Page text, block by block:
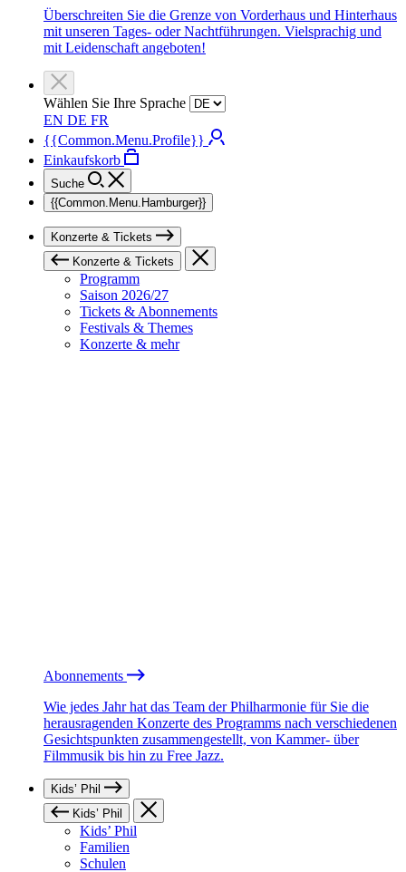
Überschreiten Sie die Grenze von Vorderhaus und Hinterhaus
mit unseren Tages- oder Nachtführungen. Vielsprachig und
mit Leidenschaft angeboten!
Wählen Sie Ihre Sprache
EN DE FR
{{Common.Menu.Profile}}
Einkaufskorb
Suche
{{Common.Menu.Hamburger}}
Konzerte & Tickets
Konzerte & Tickets
Programm
Saison 2026/27
Tickets & Abonnements
Festivals & Themes
Konzerte & mehr
Abonnements
Wie jedes Jahr hat das Team der Philharmonie für Sie die
herausragenden Konzerte des Programms nach verschiedenen
Gesichtspunkten zusammengestellt, von Kammer- über
Filmmusik bis hin zu Free Jazz.
Kids’ Phil
Kids’ Phil
Kids’ Phil
Familien
Schulen